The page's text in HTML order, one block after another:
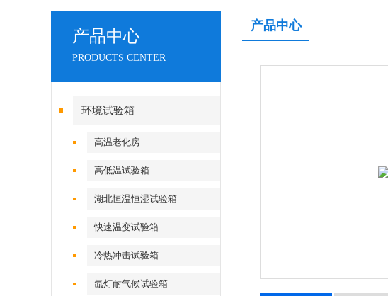
产品中心
PRODUCTS CENTER
环境试验箱
高温老化房
高低温试验箱
湖北恒温恒湿试验箱
快速温变试验箱
冷热冲击试验箱
氙灯耐气候试验箱
产品中心